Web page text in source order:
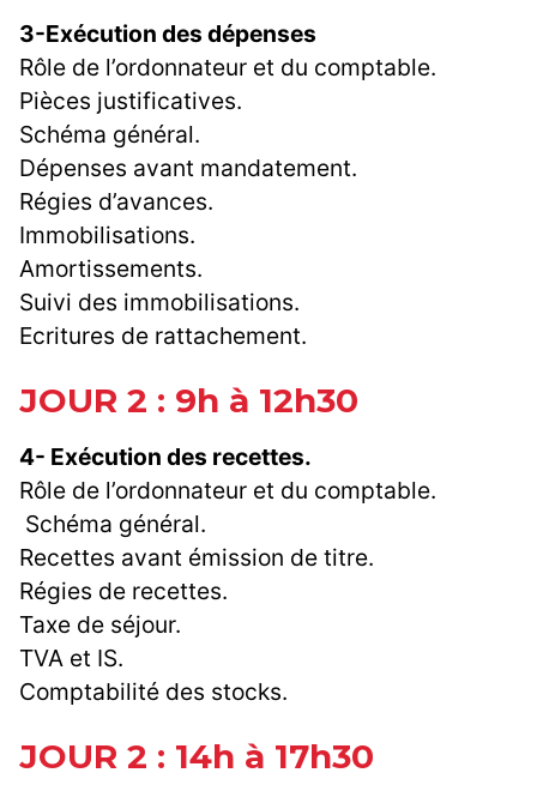
3-Exécution des dépenses
Rôle de l’ordonnateur et du comptable.
Pièces justificatives.
Schéma général.
Dépenses avant mandatement.
Régies d’avances.
Immobilisations.
Amortissements.
Suivi des immobilisations.
Ecritures de rattachement.
JOUR 2 : 9h à 12h30
4- Exécution des recettes.
Rôle de l’ordonnateur et du comptable.
Schéma général.
Recettes avant émission de titre.
Régies de recettes.
Taxe de séjour.
TVA et IS.
Comptabilité des stocks.
JOUR 2 : 14h à 17h30